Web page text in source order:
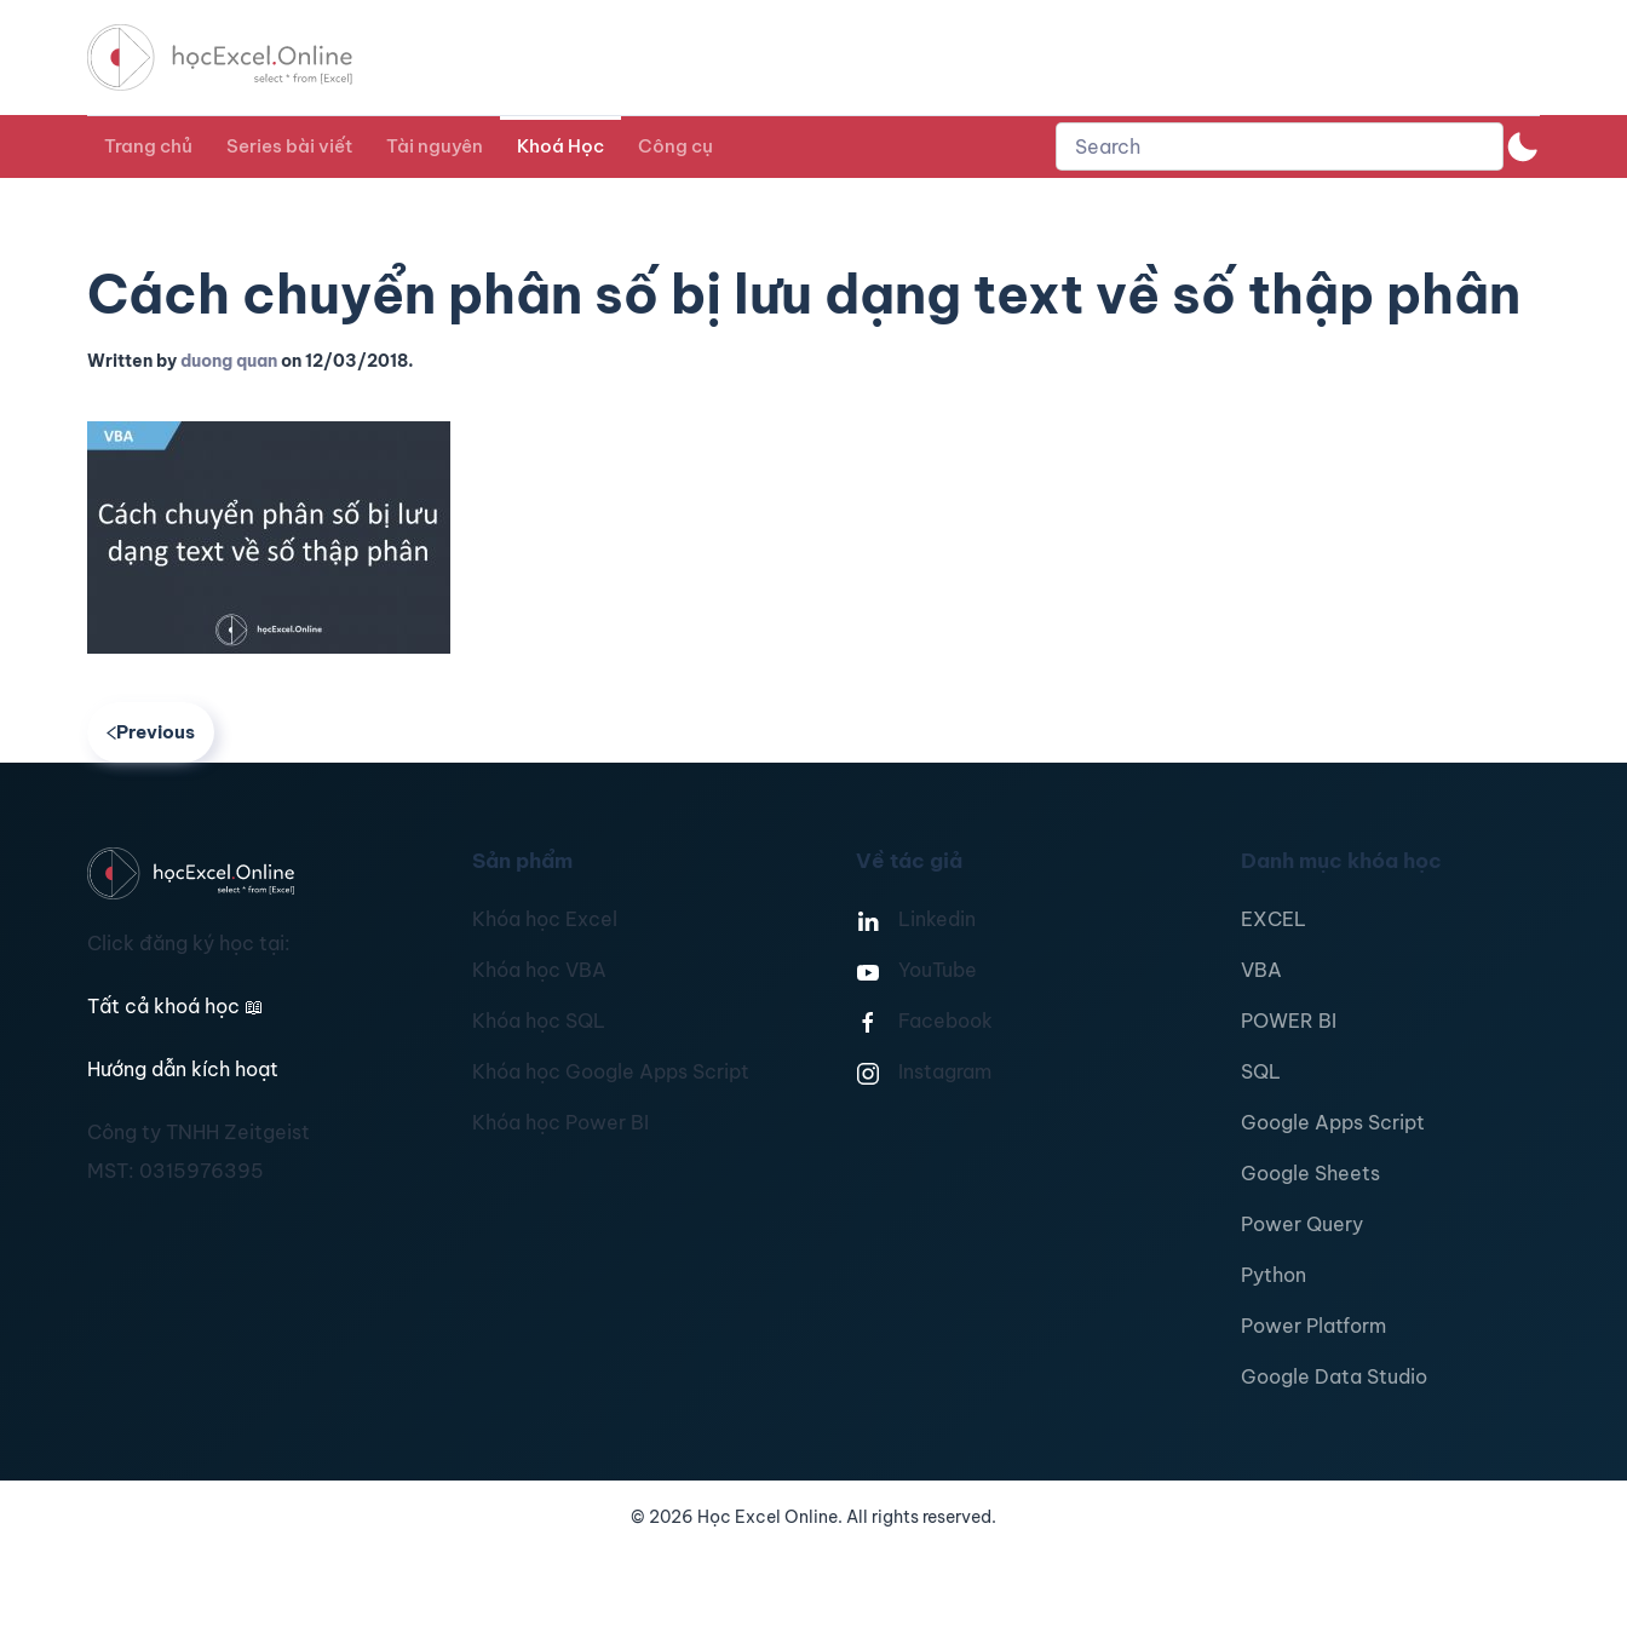
Trang chủ Series bài viết Tài nguyên Khoá Học Công cụ
Cách chuyển phân số bị lưu dạng text về số thập phân
Written byduong quanon12/03/2018.
Previous
Click đăng ký học tại:
Tất cả khoá học 📖
Hướng dẫn kích hoạt
Công ty TNHH Zeitgeist
MST: 0315976395
Sản phẩm
Khóa học Excel
Khóa học VBA
Khóa học SQL
Khóa học Google Apps Script
Khóa học Power BI
Về tác giả
Linkedin
YouTube
Facebook
Instagram
Danh mục khóa học
EXCEL
VBA
POWER BI
SQL
Google Apps Script
Google Sheets
Power Query
Python
Power Platform
Google Data Studio
© 2026 Học Excel Online. All rights reserved.